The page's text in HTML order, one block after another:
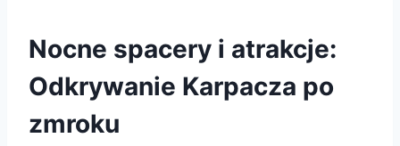
Nocne spacery i atrakcje:
Odkrywanie Karpacza po
zmroku